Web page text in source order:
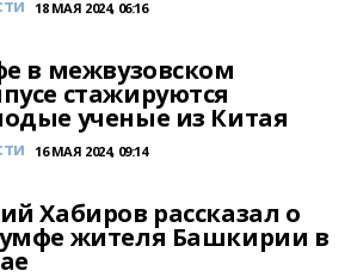
18 МАЯ 2024, 06:16
в межвузовском
стажируются
ученые из Китая
16 МАЯ 2024, 09:14
Хабиров рассказал о
жителя Башкирии в